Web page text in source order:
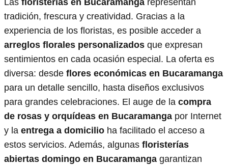
tradición, frescura y creatividad. Gracias a la
experiencia de los floristas, es posible acceder a
arreglos florales personalizados que expresan
sentimientos en cada ocasión especial. La oferta es
diversa: desde flores económicas en Bucaramanga
para un detalle sencillo, hasta diseños exclusivos
para grandes celebraciones. El auge de la compra
de rosas y orquídeas en Bucaramanga por Internet
y la entrega a domicilio ha facilitado el acceso a
estos servicios. Además, algunas floristerías
abiertas domingo en Bucaramanga garantizan